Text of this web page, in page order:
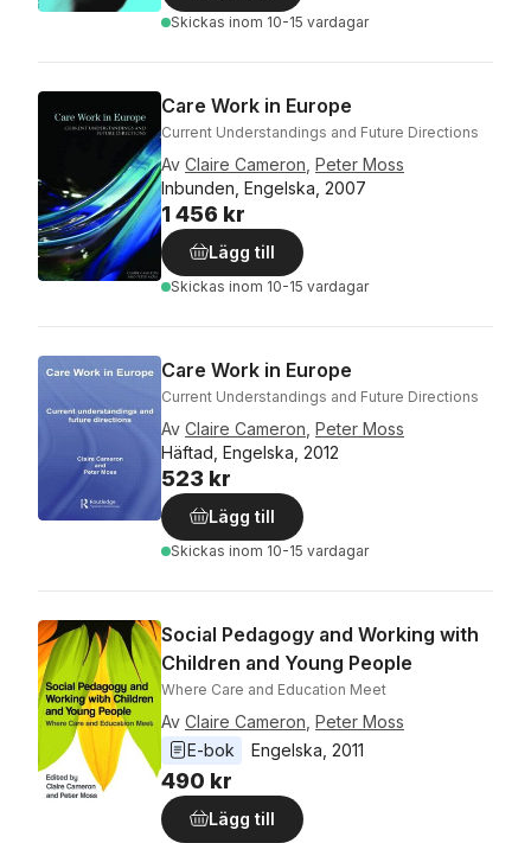
Skickas inom 10-15 vardagar
Care Work in Europe
Current Understandings and Future Directions
Av Claire Cameron, Peter Moss
Inbunden, Engelska, 2007
1 456 kr
Lägg till
Skickas inom 10-15 vardagar
Care Work in Europe
Current Understandings and Future Directions
Av Claire Cameron, Peter Moss
Häftad, Engelska, 2012
523 kr
Lägg till
Skickas inom 10-15 vardagar
Social Pedagogy and Working with
Children and Young People
Where Care and Education Meet
Av Claire Cameron, Peter Moss
E-bok
Engelska, 2011
490 kr
Lägg till